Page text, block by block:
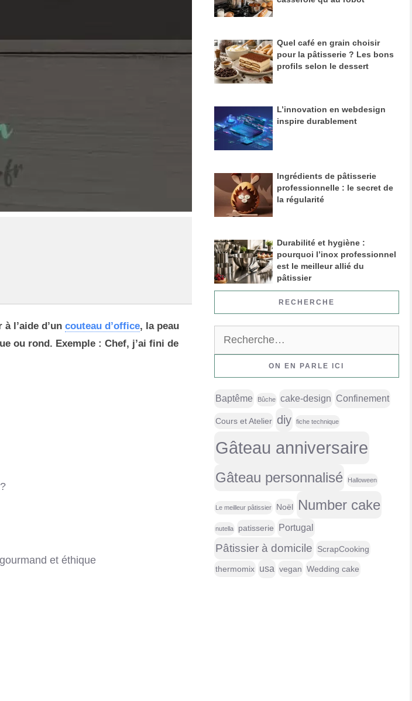
l’aide d’un couteau d’office, la peau
ou rond. Exemple : Chef, j’ai fini de
et éthique
Quel café en grain choisir
pour la pâtisserie ? Les bons
profils selon le dessert
L’innovation en webdesign
inspire durablement
Ingrédients de pâtisserie
professionnelle : le secret de
la régularité
Durabilité et hygiène :
pourquoi l’inox professionnel
est le meilleur allié du
pâtissier
RECHERCHE
ON EN PARLE ICI
Baptême Bûche cake-design Confinement
Cours et Atelier diy fiche technique
Gâteau anniversaire
Gâteau personnalisé Halloween
Le meilleur pâtissier Noël Number cake
nutella patisserie Portugal
Pâtissier à domicile ScrapCooking
thermomix usa vegan Wedding cake